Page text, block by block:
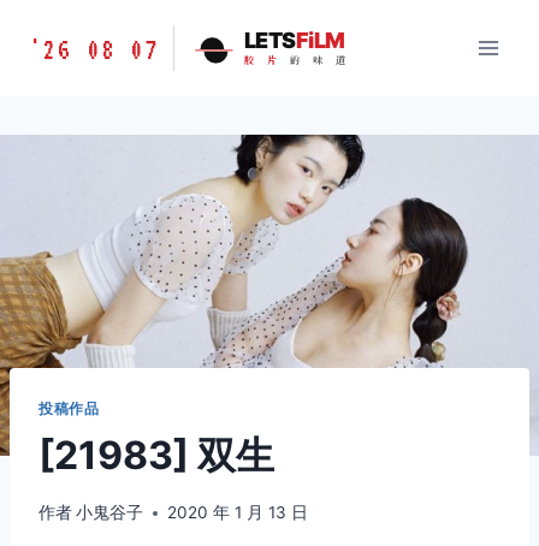
胶
味
'26 08 07 LETSFiLM
胶 片 的 味 道
投稿作品
[21983] 双生
作者小鬼谷子 2020 年 1 月 13 日